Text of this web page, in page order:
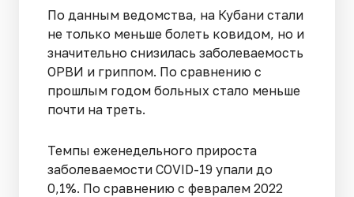
По данным ведомства, на Кубани стали
не только меньше болеть ковидом, но и
значительно снизилась заболеваемость
ОРВИ и гриппом. По сравнению с
прошлым годом больных стало меньше
почти на треть.
Темпы еженедельного прироста
заболеваемости COVID-19 упали до
0,1%. По сравнению с февралем 2022